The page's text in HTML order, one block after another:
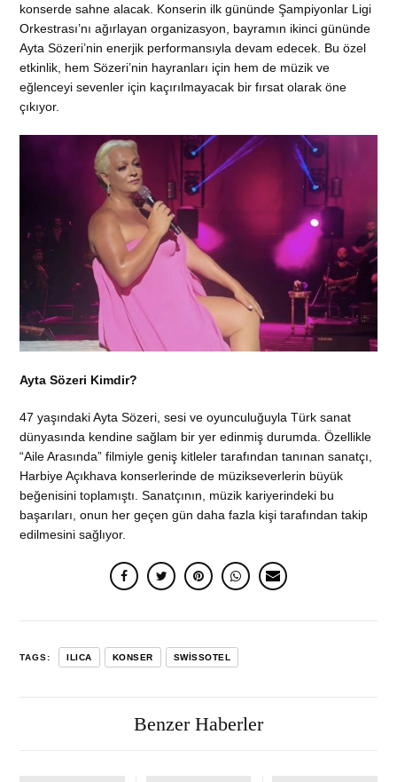
konserde sahne alacak. Konserin ilk gününde Şampiyonlar Ligi
Orkestrası’nı ağırlayan organizasyon, bayramın ikinci gününde
Ayta Sözeri’nin enerjik performansıyla devam edecek. Bu özel
etkinlik, hem Sözeri’nin hayranları için hem de müzik ve
eğlenceyi sevenler için kaçırılmayacak bir fırsat olarak öne
çıkıyor.
Ayta Sözeri Kimdir?
47 yaşındaki Ayta Sözeri, sesi ve oyunculuğuyla Türk sanat
dünyasında kendine sağlam bir yer edinmiş durumda. Özellikle
“Aile Arasında” filmiyle geniş kitleler tarafından tanınan sanatçı,
Harbiye Açıkhava konserlerinde de müzikseverlerin büyük
beğenisini toplamıştı. Sanatçının, müzik kariyerindeki bu
başarıları, onun her geçen gün daha fazla kişi tarafından takip
edilmesini sağlıyor.
TAGS: ILICA KONSER SWISSOTEL
Benzer Haberler